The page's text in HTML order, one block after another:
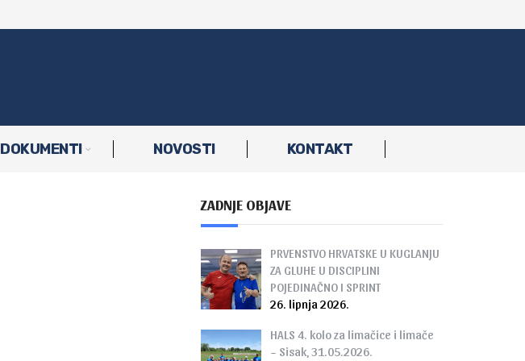
DOKUMENTI NOVOSTI KONTAKT
ZADNJE OBJAVE
PRVENSTVO HRVATSKE U KUGLANJU
ZA GLUHE U DISCIPLINI
POJEDINAČNO I SPRINT
26. lipnja 2026.
HALS 4. kolo za limačice i limače
– Sisak, 31.05.2026.